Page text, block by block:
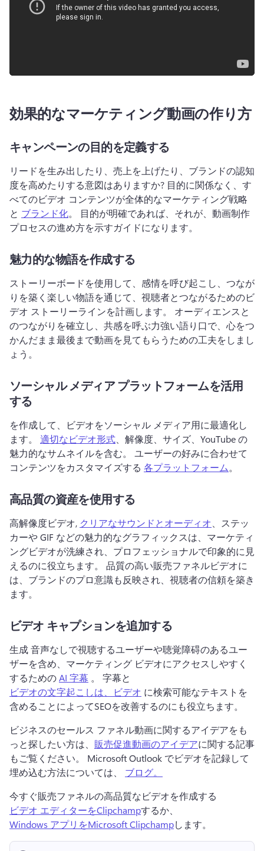
効果的なマーケティング動画の作り方
キャンペーンの目的を定義する
リードを生み出したり、売上を上げたり、ブランドの認知
度を高めたりする意図はありますか? 目的に関係なく、す
べてのビデオ コンテンツが全体的なマーケティング戦略
と ブランド化。 目的が明確であれば、それが、動画制作
プロセスの進め方を示すガイドになります。
魅力的な物語を作成する
ストーリーボードを使用して、感情を呼び起こし、つなが
りを築く楽しい物語を通じて、視聴者とつながるためのビ
デオ ストーリーラインを計画します。 オーディエンスと
のつながりを確立し、共感を呼ぶ力強い語り口で、心をつ
かんだまま最後まで動画を見てもらうための工夫をしまし
ょう。
ソーシャル メディア プラットフォームを活用
する
を作成して、ビデオをソーシャル メディア用に最適化し
ます。 適切なビデオ形式 、解像度、サイズ、YouTube の
魅力的なサムネイルを含む。 ユーザーの好みに合わせて
コンテンツをカスタマイズする 各プラットフォーム。
高品質の資産を使用する
高解像度ビデオ, クリアなサウンドとオーディオ 、ステッ
カーや GIF などの魅力的なグラフィックスは、マーケティ
ングビデオが洗練され、プロフェッショナルで印象的に見
えるのに役立ちます。 品質の高い販売ファネルビデオに
は、ブランドのプロ意識も反映され、視聴者の信頼を築き
ます。
ビデオ キャプションを追加する
生成 音声なしで視聴するユーザーや聴覚障碍のあるユー
ザーを含め、マーケティング ビデオにアクセスしやすく
するための AI 字幕 。 字幕と
ビデオの文字起こしは、ビデオ に検索可能なテキストを
含めることによってSEOを改善するのにも役立ちます。
ビジネスのセールス ファネル動画に関するアイデアをも
っと探したい方は、 販売促進動画のアイデアに関する記事
もご覧ください。 Microsoft Outlook でビデオを記録して
埋め込む方法については、 ブログ。
今すぐ販売ファネルの高品質なビデオを作成する
ビデオ エディターをClipchampするか、
Windows アプリをMicrosoft Clipchampします。